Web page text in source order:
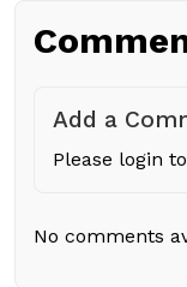
Add a
Please login
No comments